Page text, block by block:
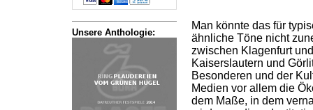
Unsere Anthologie:
Man könnte das für
ähnliche Töne nicht
zwischen Klagenfurt
Kaiserslautern und
Besonderen und der
Medien vor allem die
dem Maße, in dem